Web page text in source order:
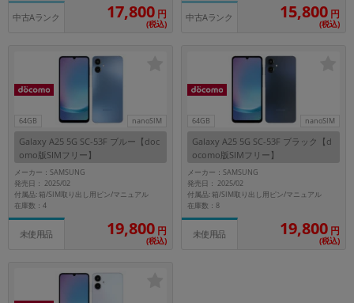
中古Aランク 17,800 円
(税込)
中古Aランク 15,800 円
(税込)
64GB nanoSIM
Galaxy A25 5G SC-53F ブルー【doc
omo版SIMフリー】
メーカー：SAMSUNG
発売日： 2025/02
付属品: 箱/SIM取り出し用ピン/マニュアル
在庫数：4
未使用品 19,800 円
(税込)
64GB nanoSIM
Galaxy A25 5G SC-53F ブラック【d
ocomo版SIMフリー】
メーカー：SAMSUNG
発売日： 2025/02
付属品: 箱/SIM取り出し用ピン/マニュアル
在庫数：8
未使用品 19,800 円
(税込)
機能・特徴
ドライブの絞り込み
ランク
商品状態の絞り込み
「新品」「未使用」「中古」など
CPU
CPUの絞り込み
OSの絞り込み